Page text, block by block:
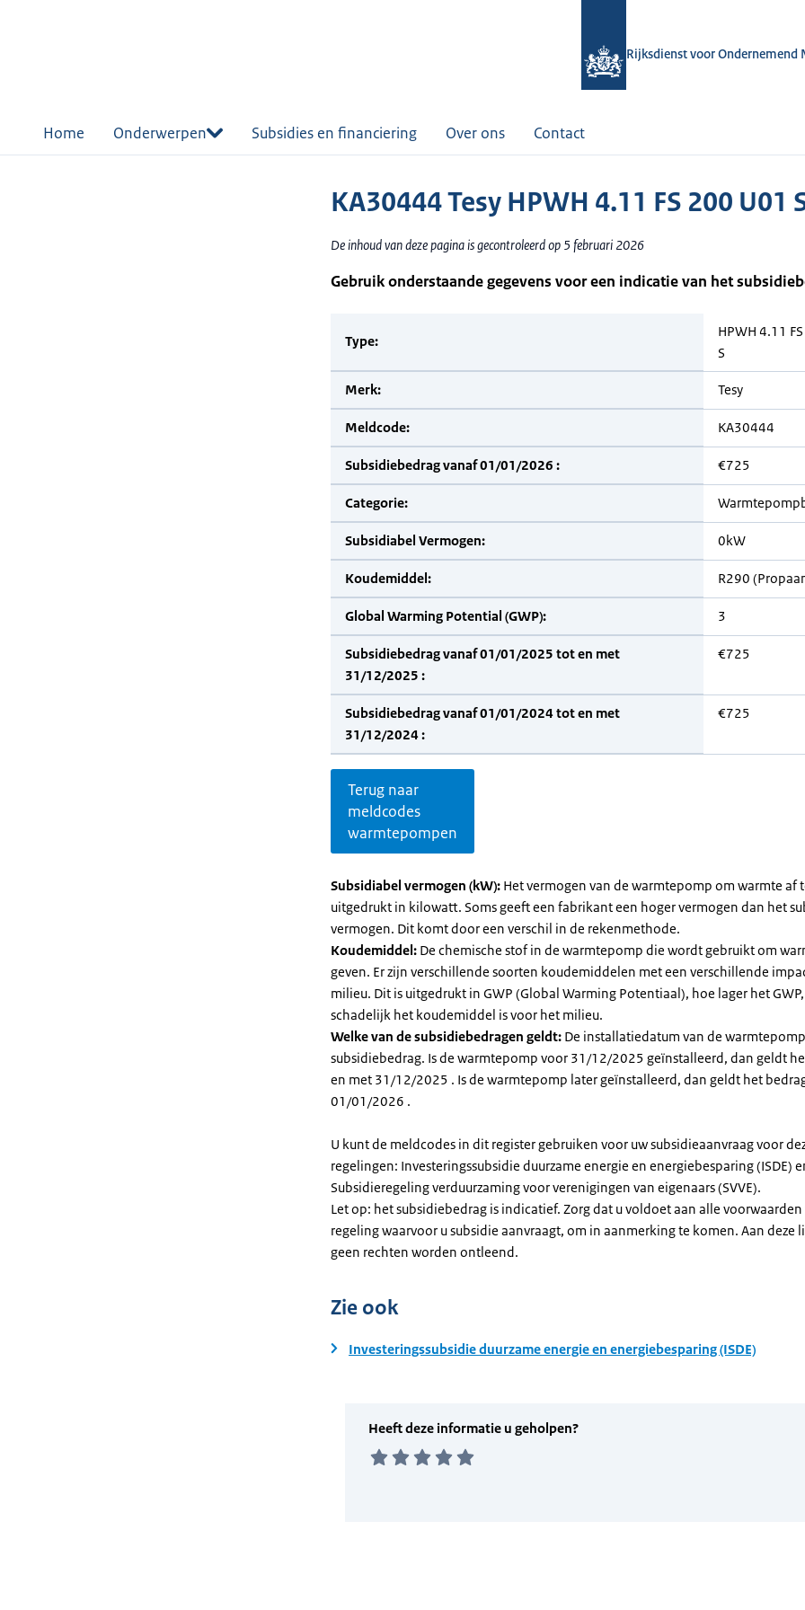
Rijksdienst voor Ondernemend
Home Onderwerpen Subsidies en financiering Over ons Contact
KA30444 Tesy HPWH 4.11 FS 200 U01
De inhoud van deze pagina is gecontroleerd op 5 februari 2026
Gebruik onderstaande gegevens voor een indicatie van het
Type:
HPWH 4.11
S
Merk: Tesy
Meldcode: KA30444
Subsidiebedrag vanaf 01/01/2026 : €725
Categorie:
Subsidiabel Vermogen: 0kW
Koudemiddel: R290
Global Warming Potential (GWP): 3
Subsidiebedrag vanaf 01/01/2025 tot en met
31/12/2025 :
€725
Subsidiebedrag vanaf 01/01/2024 tot en met
31/12/2024 :
€725
Terug naar
meldcodes
warmtepompen
Subsidiabel vermogen (kW): Het vermogen van de warmtepomp om warmte af
uitgedrukt in kilowatt. Soms geeft een fabrikant een hoger vermogen dan het
vermogen. Dit komt door een verschil in de rekenmethode.
Koudemiddel: De chemische stof in de warmtepomp die wordt gebruikt om
geven. Er zijn verschillende soorten koudemiddelen met een verschillende
milieu. Dit is uitgedrukt in GWP (Global Warming Potentiaal), hoe lager het
schadelijk het koudemiddel is voor het milieu.
Welke van de subsidiebedragen geldt: De installatiedatum van de
subsidiebedrag. Is de warmtepomp voor 31/12/2025 geïnstalleerd, dan geldt
en met 31/12/2025 . Is de warmtepomp later geïnstalleerd, dan geldt het
01/01/2026 .
U kunt de meldcodes in dit register gebruiken voor uw subsidieaanvraag voor
regelingen: Investeringssubsidie duurzame energie en energiebesparing (ISDE)
Subsidieregeling verduurzaming voor verenigingen van eigenaars (SVVE).
Let op: het subsidiebedrag is indicatief. Zorg dat u voldoet aan alle voorwaarden
regeling waarvoor u subsidie aanvraagt, om in aanmerking te komen. Aan deze
geen rechten worden ontleend.
Zie ook
Investeringssubsidie duurzame energie en energiebesparing (ISDE)